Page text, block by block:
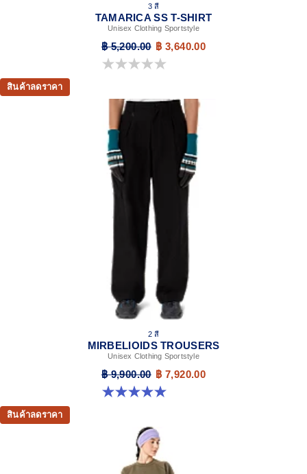
3 สี
TAMARICA SS T-SHIRT
Unisex Clothing Sportstyle
฿ 5,200.00 ฿ 3,640.00
0.0 จาก 5 ดาว
สินค้าลดราคา
2 สี
MIRBELIOIDS TROUSERS
Unisex Clothing Sportstyle
฿ 9,900.00 ฿ 7,920.00
5.0 จาก 5 ดาว 1 รีวิว
สินค้าลดราคา